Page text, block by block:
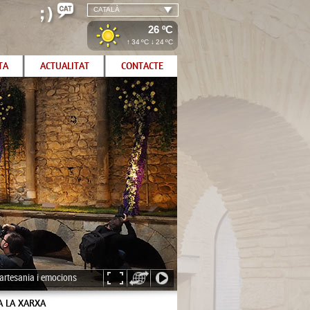
CATALÀ
26 ºC
↑ 34ºC ↓ 24ºC
ACTUALITAT CONTACTE
i emocions
LA XARXA